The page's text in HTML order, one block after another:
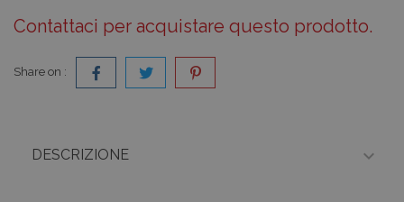
Contattaci per acquistare questo prodotto.
Share on :
DESCRIZIONE 